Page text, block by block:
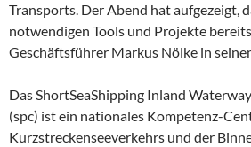
Transports. Der Abend hat aufgezeigt,
notwendigen Tools und Projekte
Geschäftsführer Markus Nölke in
Das ShortSeaShipping Inland
(spc) ist ein nationales Kompetenz-
Kurzstreckenseeverkehrs und der